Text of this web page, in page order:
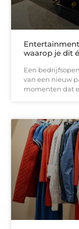
waarop je dit
Een
van een nieuw
momenten dat